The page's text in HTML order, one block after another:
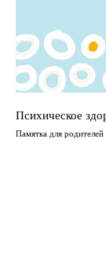
Психическое
Памятка для родителей